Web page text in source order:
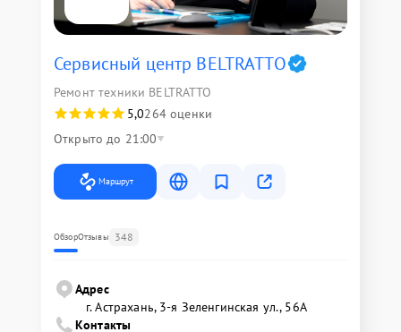
Сервисный центр BELTRATTO
Ремонт техники BELTRATTO
5,0264 оценки
Открыто до 21:00
Маршрут
ОбзорОтзывы 348
Адрес
г. Астрахань, 3-я Зеленгинская ул., 56А
Контакты